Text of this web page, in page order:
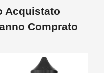
Acquistato
Comprato